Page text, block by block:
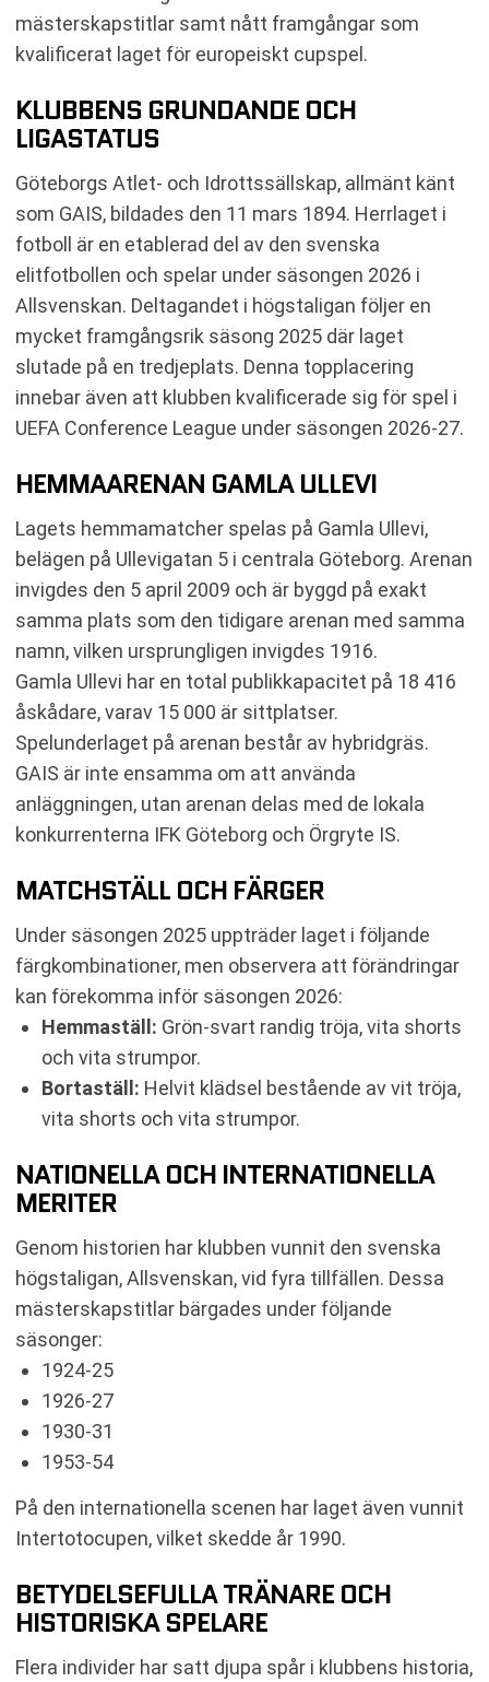
mästerskapstitlar samt nått framgångar som
kvalificerat laget för europeiskt cupspel.
KLUBBENS GRUNDANDE OCH
LIGASTATUS
Göteborgs Atlet- och Idrottssällskap, allmänt känt
som GAIS, bildades den 11 mars 1894. Herrlaget i
fotboll är en etablerad del av den svenska
elitfotbollen och spelar under säsongen 2026 i
Allsvenskan. Deltagandet i högstaligan följer en
mycket framgångsrik säsong 2025 där laget
slutade på en tredjeplats. Denna topplacering
innebar även att klubben kvalificerade sig för spel i
UEFA Conference League under säsongen 2026-27.
HEMMAARENAN GAMLA ULLEVI
Lagets hemmamatcher spelas på Gamla Ullevi,
belägen på Ullevigatan 5 i centrala Göteborg. Arenan
invigdes den 5 april 2009 och är byggd på exakt
samma plats som den tidigare arenan med samma
namn, vilken ursprungligen invigdes 1916.
Gamla Ullevi har en total publikkapacitet på 18 416
åskådare, varav 15 000 är sittplatser.
Spelunderlaget på arenan består av hybridgräs.
GAIS är inte ensamma om att använda
anläggningen, utan arenan delas med de lokala
konkurrenterna IFK Göteborg och Örgryte IS.
MATCHSTÄLL OCH FÄRGER
Under säsongen 2025 uppträder laget i följande
färgkombinationer, men observera att förändringar
kan förekomma inför säsongen 2026:
Hemmaställ: Grön-svart randig tröja, vita shorts
och vita strumpor.
Bortaställ: Helvit klädsel bestående av vit tröja,
vita shorts och vita strumpor.
NATIONELLA OCH INTERNATIONELLA
MERITER
Genom historien har klubben vunnit den svenska
högstaligan, Allsvenskan, vid fyra tillfällen. Dessa
mästerskapstitlar bärgades under följande
säsonger:
1924-25
1926-27
1930-31
1953-54
På den internationella scenen har laget även vunnit
Intertotocupen, vilket skedde år 1990.
BETYDELSEFULLA TRÄNARE OCH
HISTORISKA SPELARE
Flera individer har satt djupa spår i klubbens historia,